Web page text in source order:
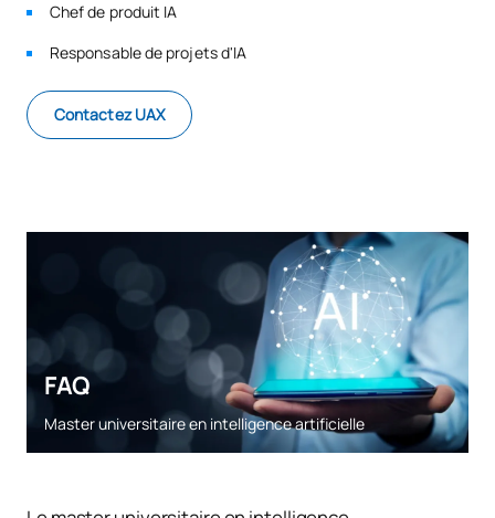
Chef de produit IA
Responsable de projets d'IA
Contactez UAX
FAQ
Master universitaire en intelligence artificielle